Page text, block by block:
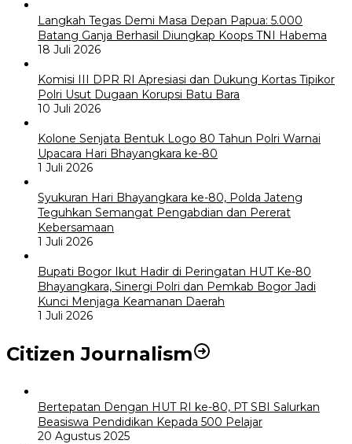
Langkah Tegas Demi Masa Depan Papua: 5.000
Batang Ganja Berhasil Diungkap Koops TNI Habema
18 Juli 2026
Komisi III DPR RI Apresiasi dan Dukung Kortas Tipikor
Polri Usut Dugaan Korupsi Batu Bara
10 Juli 2026
Kolone Senjata Bentuk Logo 80 Tahun Polri Warnai
Upacara Hari Bhayangkara ke-80
1 Juli 2026
Syukuran Hari Bhayangkara ke-80, Polda Jateng
Teguhkan Semangat Pengabdian dan Pererat
Kebersamaan
1 Juli 2026
Bupati Bogor Ikut Hadir di Peringatan HUT Ke-80
Bhayangkara, Sinergi Polri dan Pemkab Bogor Jadi
Kunci Menjaga Keamanan Daerah
1 Juli 2026
Citizen Journalism
Bertepatan Dengan HUT RI ke-80, PT SBI Salurkan
Beasiswa Pendidikan Kepada 500 Pelajar
20 Agustus 2025